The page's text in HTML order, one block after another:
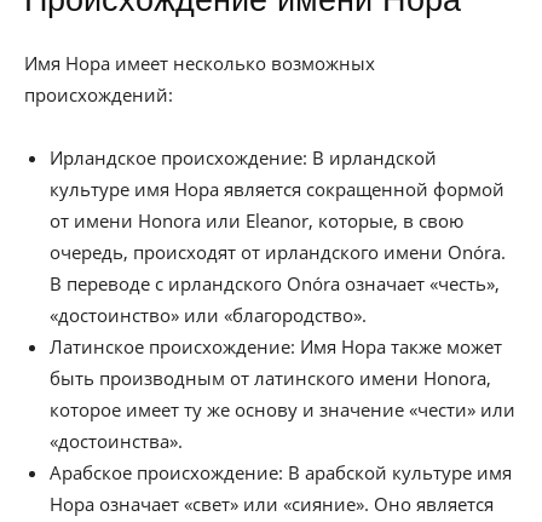
Имя Нора имеет несколько возможных
происхождений:
Ирландское происхождение: В ирландской
культуре имя Нора является сокращенной формой
от имени Honora или Eleanor, которые, в свою
очередь, происходят от ирландского имени Onóra.
В переводе с ирландского Onóra означает «честь»,
«достоинство» или «благородство».
Латинское происхождение: Имя Нора также может
быть производным от латинского имени Honora,
которое имеет ту же основу и значение «чести» или
«достоинства».
Арабское происхождение: В арабской культуре имя
Нора означает «свет» или «сияние». Оно является